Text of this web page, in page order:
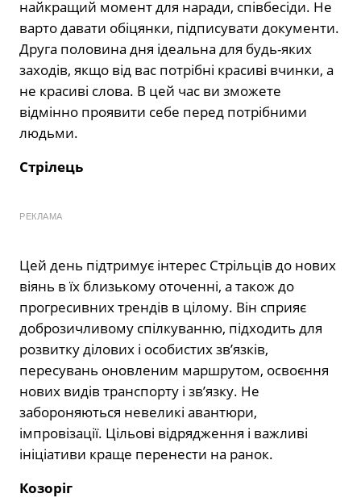
найкращий момент для наради, співбесіди. Не
варто давати обіцянки, підписувати документи.
Друга половина дня ідеальна для будь-яких
заходів, якщо від вас потрібні красиві вчинки, а
не красиві слова. В цей час ви зможете
відмінно проявити себе перед потрібними
людьми.
Стрілець
РЕКЛАМА
Цей день підтримує інтерес Стрільців до нових
віянь в їх близькому оточенні, а також до
прогресивних трендів в цілому. Він сприяє
доброзичливому спілкуванню, підходить для
розвитку ділових і особистих зв’язків,
пересувань оновленим маршрутом, освоєння
нових видів транспорту і зв’язку. Не
забороняються невеликі авантюри,
імпровізації. Цільові відрядження і важливі
ініціативи краще перенести на ранок.
Козоріг